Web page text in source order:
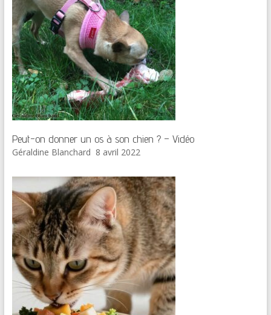
Peut-on donner un os à son chien ? – Vidéo
Géraldine Blanchard 8 avril 2022